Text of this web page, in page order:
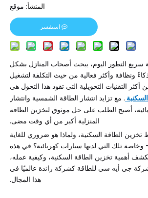
المنشأ: موقع
استفسر
التطور اليوم، يبحث أصحاب المنازل بشكل
ونظافة وأكثر فعالية من حيث التكلفة لتشغيل
أكثر التقنيات التحويلية التي تقود هذا التحول هي
. مع تزايد انتشار الطاقة الشمسية وانتشار
أصبح الطلب على حل موثوق لتخزين الطاقة
المنزلية أكبر من أي وقت مضى.
تخزين الطاقة السكنية، ولماذا هو ضروري للغاية
- وخاصة تلك التي لديها سيارات كهربائية؟ في هذه
أهمية تخزين الطاقة السكنية، وكيفية عمله،
شركة جي أيه سي للطاقة كشركة رائدة عالميًا في
هذا المجال.